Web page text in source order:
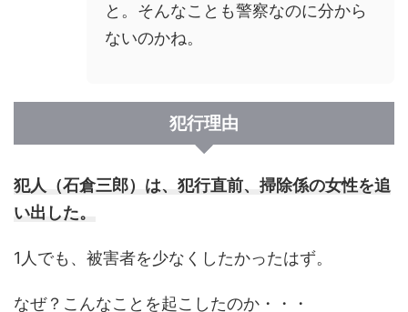
と。そんなことも警察なのに分から
ないのかね。
犯行理由
犯人（石倉三郎）は、犯行直前、掃除係の女性を追
い出した。
1人でも、被害者を少なくしたかったはず。
なぜ？こんなことを起こしたのか・・・